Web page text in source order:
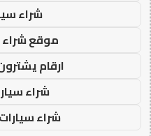
شراء
موقع شراء
ارقام
شراء
شراء